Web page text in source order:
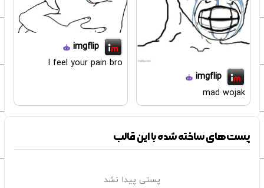
imgflip
mad wojak
imgflip
I feel your pain bro
پست‌های ساخته شده با این قالب
پستی پیدا نشد